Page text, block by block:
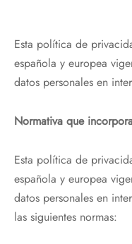
Esta política de
española y europea
datos personales en
Normativa que
Esta política de
española y europea
datos personales en
las siguientes normas: